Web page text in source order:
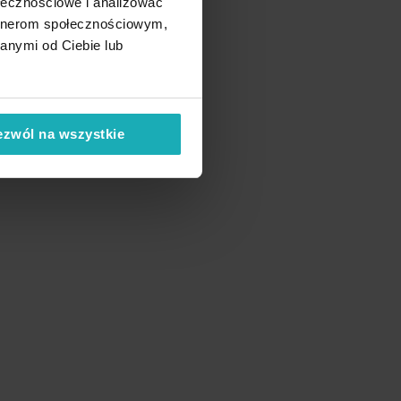
społecznościowym,
od Ciebie lub
na wszystkie